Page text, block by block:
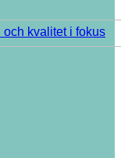
kvalitet i fokus